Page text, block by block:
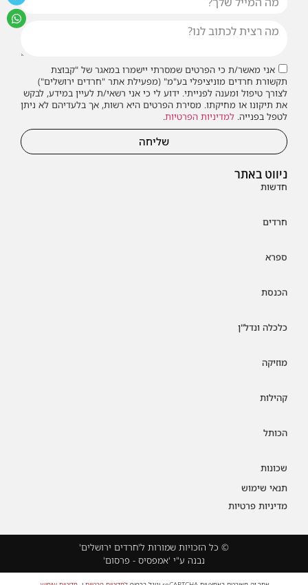
ניווט באתר
חדשות
חרדים
ספרא
הכנסת
כלכלה ונדל"ן
מוזיקה
קהילות
הכותל
שכונות
תנאי שימוש
מדיניות פרטיות
אני מאשר/ת כי הפרטים שמסרתי יישמרו במאגר של "קבוצת
תקשורת חרדים מוניציפלי בע"מ" (מפעילת אתר "חרדים ירושלים")
לצורך טיפול ומענה לפנייתי. ידוע לי כי אני רשאי/ת לעיין במידע, לבקש
את תיקונו או מחיקתו. מסירת הפרטים היא רשות, אך בלעדיהם לא ניתן
לטפל בפנייה. למדיניות הפרטיות.
שליחה
© כל הזכויות שמורות ל'חרדים ירושלים'
נבנה ע"י 'אמפסיס - פרסום'